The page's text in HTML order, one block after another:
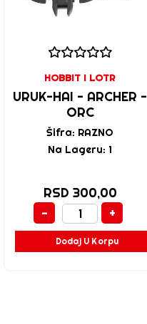
HOBBIT I LOTR
URUK-HAI - ARCHER -
ORC
Šifra: RAZNO
Na Lageru: 1
RSD 300,00
-
+
Dodaj U Korpu